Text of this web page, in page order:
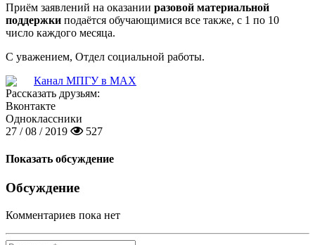
Приём заявлений на оказании разовой материальной
поддержки подаётся обучающимися все также, с 1 по 10
число каждого месяца.
С уважением, Отдел социальной работы.
Канал МПГУ в MAX
Рассказать друзьям:
Вконтакте
Одноклассники
27 / 08 / 2019
527
Показать обсуждение
Обсуждение
Комментариев пока нет